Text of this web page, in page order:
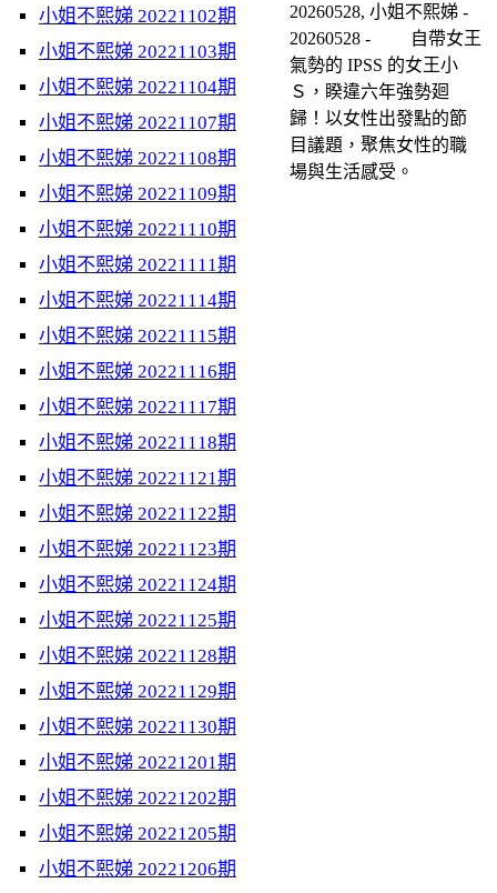
小姐不熙娣 20221102期
小姐不熙娣 20221103期
小姐不熙娣 20221104期
小姐不熙娣 20221107期
小姐不熙娣 20221108期
小姐不熙娣 20221109期
小姐不熙娣 20221110期
小姐不熙娣 20221111期
小姐不熙娣 20221114期
小姐不熙娣 20221115期
小姐不熙娣 20221116期
小姐不熙娣 20221117期
小姐不熙娣 20221118期
小姐不熙娣 20221121期
小姐不熙娣 20221122期
小姐不熙娣 20221123期
小姐不熙娣 20221124期
小姐不熙娣 20221125期
小姐不熙娣 20221128期
小姐不熙娣 20221129期
小姐不熙娣 20221130期
小姐不熙娣 20221201期
小姐不熙娣 20221202期
小姐不熙娣 20221205期
小姐不熙娣 20221206期
20260528, 小姐不熙娣 -
20260528 - 自帶女王
氣勢的 IPSS 的女王小
Ｓ，睽違六年強勢廻
歸！以女性出發點的節
目議題，聚焦女性的職
場與生活感受。